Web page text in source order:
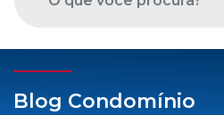
Blog Condomínio